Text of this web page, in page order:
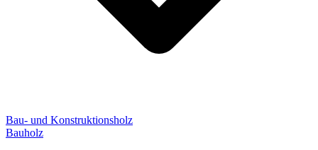
Bau- und Konstruktionsholz
Bauholz